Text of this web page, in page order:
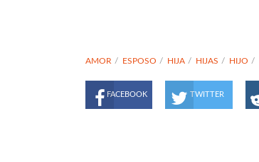
AMOR ESPOSO HIJA HIJAS HIJO
FACEBOOK TWITTER